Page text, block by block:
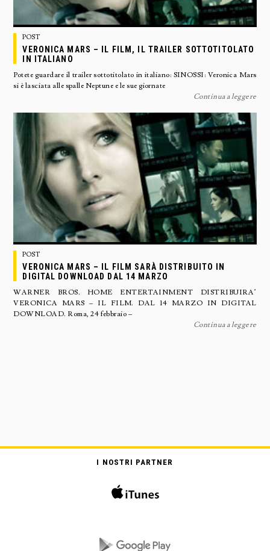
POST
VERONICA MARS – IL FILM, IL TRAILER SOTTOTITOLATO
IN ITALIANO
Potete guardare il trailer sottotitolato in italiano: SINOSSI: Veronica Mars
si è lasciata alle spalle Neptune e le sue giornate
Continua a leggere
POST
VERONICA MARS – IL FILM SARÀ DISTRIBUITO IN
DIGITAL DOWNLOAD DAL 14 MARZO
WARNER BROS. HOME ENTERTAINMENT DISTRIBUIRA’
VERONICA MARS – IL FILM. DAL 14 MARZO IN DIGITAL
DOWNLOAD. Roma, 24 febbraio –
Continua a leggere
I NOSTRI PARTNER